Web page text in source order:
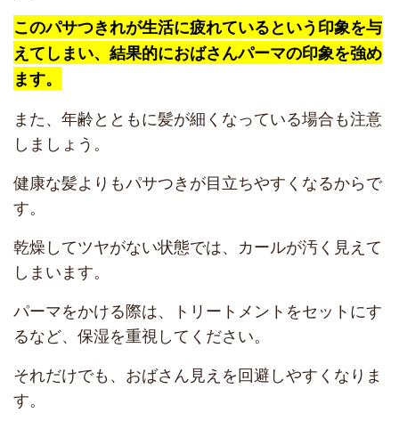
このパサつきれが生活に疲れているという印象を与
えてしまい、結果的におばさんパーマの印象を強め
ます。
また、年齢とともに髪が細くなっている場合も注意
しましょう。
健康な髪よりもパサつきが目立ちやすくなるからで
す。
乾燥してツヤがない状態では、カールが汚く見えて
しまいます。
パーマをかける際は、トリートメントをセットにす
るなど、保湿を重視してください。
それだけでも、おばさん見えを回避しやすくなりま
す。